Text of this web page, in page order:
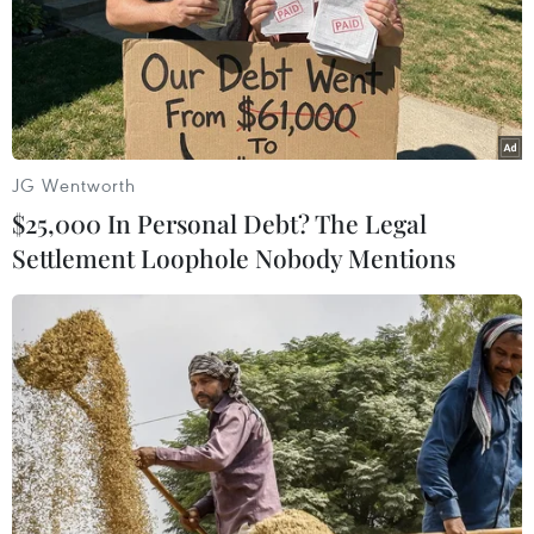
chi phí “đội vốn” tổng mức đầu tư
và cần thiết phải điều chỉnh, phê
duyệt mới có thể hoàn thành theo
mốc tiến độ đề ra.
JG Wentworth
$25,000 In Personal Debt? The Legal
Settlement Loophole Nobody Mentions